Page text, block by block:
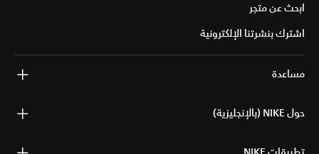
ابحث عن متجر
اشترك بنشرتنا الإلكترونية
مساعدة
حول NIKE (بالإنجليزية)